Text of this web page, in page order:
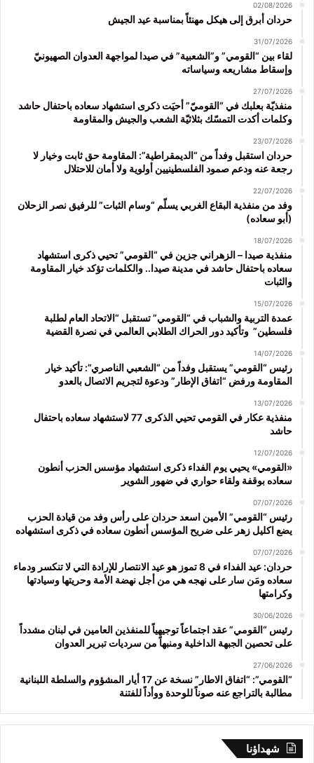
02/08/2026
حردان أبرق إلى هيكل مهنئاً بمناسبة عيد الجيش
31/07/2026
لقاء بين “القومي” و”الشعبية” في صيدا لمواجهة العدوان الصهيونيّ
وإسقاط مشاريعه وسياساته
27/07/2026
منفذيّة بعلبك في “القوميّ” أحيَت ذكرى استشهاد سعاده باحتفال حاشد
وكلمات أكدت التمسّك بثلاثيّة الشعب والجيش والمقاومة
23/07/2026
حردان استقبل وفداً من “الديمقراطية”: المقاومة حق ثابت وخيار لا
رجعة عنه ودعم صمود الفلسطينيين أولوية ولا أمان للاحتلال
22/07/2026
وفد من منفذية البقاع الغربي يسلّم “وسام الثبات” للرفيق نصر الزحلان
(أبو سعاده)
18/07/2026
منفذية صيدا – الزهراني جزين في “القومي” تحيي ذكرى استشهاد
سعاده باحتفال حاشد في مدينة صيدا.. والكلمات تؤكد خيار المقاومة
والثبات
15/07/2026
عمدة التربية والشباب في “القومي” تستقبل “الاتحاد العام لطلبة
فلسطين” وتأكيد دور الحراك الطلابي العالمي في نصرة القضية
14/07/2026
رئيس “القومي” يستقبل وفداً من “الشعبي الناصري”: تأكيد خيار
المقاومة ورفض “اتفاق الإطار” ودعوة لتجريم الاتصال بالعدو
13/07/2026
منفذية عكار في القومي تحيي الذكرى 77 لاستشهاد سعاده باحتفال
حاشد
12/07/2026
«القومي» يحيي يوم الفداء ذكرى استشهاد مؤسس الحزب أنطون
سعاده بوقفة ولقاء حواري في ضهور الشوير
07/07/2026
رئيس “القومي” الأمين اسعد حردان على رأس وفد من قيادة الحزب
يضع اكليل زهر على ضريح المؤسس أنطون سعاده في ذكرى استشهاده
07/07/2026
حردان: عيد الفداء في 8 تموز هو عيد الانتصار للإرادة التي لا تنكسر ودماء
سعاده ومَن سار على نهجه هي من أجل نهضة الأمة وحريتها وسيادتها
وكرامتها
30/06/2026
رئيس “القومي” عقد اجتماعاً توجيهياً للمنفذين العامين في لبنان مشدداً
على تحصين الجبهة الداخلية ومنبهاً من سرديات تبرير العدوان
27/06/2026
“القومي”: “اتفاق الاطار” نسخة عن 17 أيار المشؤوم والسلطة اللبنانية
مطالبة بالتراجع عنه صوناً للوحدة ووأداً للفتنة
شهداؤنا